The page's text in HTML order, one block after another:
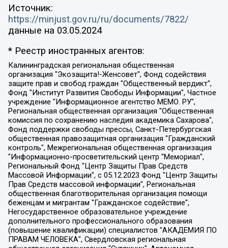
Источник:
https://minjust.gov.ru/ru/documents/7822/
данные на 03.05.2024
* Реестр иностранных агентов:
Калининградская региональная общественная организация "Экозащита!-Женсовет", Фонд содействия защите прав и свобод граждан "Общественный вердикт", Фонд "Институт Развития Свободы Информации", Частное учреждение "Информационное агентство МЕМО. РУ", Региональная общественная организация "Общественная комиссия по сохранению наследия академика Сахарова", Фонд поддержки свободы прессы, Санкт-Петербургская общественная правозащитная организация "Гражданский контроль", Межрегиональная общественная организация "Информационно-просветительский центр "Мемориал", Региональный Фонд "Центр Защиты Прав Средств Массовой Информации", с 05.12.2023 Фонд "Центр Защиты Прав Средств массовой информации", Региональная общественная благотворительная организация помощи беженцам и мигрантам "Гражданское содействие", Негосударственное образовательное учреждение дополнительного профессионального образования (повышение квалификации) специалистов "АКАДЕМИЯ ПО ПРАВАМ ЧЕЛОВЕКА", Свердловская региональная общественная организация "Сутяжник", Автономная некоммерческая организация "Центр независимых социологических исследований", Союз общественных объединений "Российский исследовательский центр по правам человека", Региональное общественное учреждение научно-информационный центр "МЕМОРИАЛ", Некоммерческая организация "Фонд защиты гласности", Автономная некоммерческая организация "Институт прав человека", Городская общественная организация "Екатеринбургское общество "МЕМОРИАЛ", Городская общественная организация "Рязанское историко-просветительское и правозащитное общество "Мемориал" (Рязанский Мемориал), Челябинский региональный орган общественной самодеятельности – женское общественное объединение "Женщины Евразии", Челябинский региональный орган общественной самодеятельности "Уральская правозащитная группа", Фонд содействия защите здоровья и социальной справедливости имени Андрея Рылькова, Автономная Некоммерческая Организация "Аналитический Центр Юрия Левады", Автономная некоммерческая организация социальной поддержки населения "Проект Апрель", Региональная общественная организация помощи женщинам и детям, находящимся в кризисной ситуации "Информационно-методический центр "Анна", Фонд содействия развитию массовых коммуникаций и правовому просвещению "Так-так-Так", Фонд содействия устойчивому развитию "Серебряная тайга", Свердловский региональный общественный фонд социальных проектов "Новое время", "Idel.Реалии", Кавказ.Реалии, Крым.Реалии, Телеканал Настоящее Время, Татаро-башкирская служба Радио Свобода (Azatliq Radiosi), Радио Свободная Европа/Радио Свобода (PCE/PC), "Сибирь.Реалии", "Фактограф", Благотворительный фонд помощи осужденным и их семьям, Автономная некоммерческая организация "Институт глобализации и социальных движений", Фонд "В защиту прав заключенных", Частное учреждение "Центр поддержки и содействия развитию средств массовой информации", Пензенский региональный общественный благотворительный фонд "Гражданский союз", "Север.Реалии", Некоммерческая организация Фонд "Правовая инициатива", Общество с ограниченной ответственностью "Радио Свободная Европа/Радио Свобода", Чешское информационное агентство "MEDIUM-ORIENT", Красноярская региональная общественная организация "Мы против СПИДа", Камалягин Денис Николаевич, Маркелов Сергей Евгеньевич, Пономарев Лев Александрович, Савицкая Людмила Алексеевна, Автономная некоммерческая организация "Центр по работе с проблемой насилия "НАСИЛИЮ.НЕТ", Межрегиональный профессиональный союз работников здравоохранения "Альянс врачей", Юридическое лицо, зарегистрированное в Латвийской Республике, SIA "Medusa Project" (регистрационный номер 40103797863, дата регистрации 10.06.2014), Некоммерческая организация "Фонд по борьбе с коррупцией", Автономная некоммерческая организация "Институт права и публичной политики", Баданин Роман Сергеевич, Гликин Максим Александрович, Железнова Мария Михайловна, Лукьянова Юлия Сергеевна, Маетная Елизавета Витальевна, Маняхин Петр Борисович, Чуракова Ольга Владимировна, Ярош Юлия Петровна, Юридическое лицо "The Insider SIA", зарегистрированное в Риге, Латвийская Республика (дата регистрации 26.06.2015), являющееся администратором доменного имени интернет-издания "The Insider SIA", https://theins.ru, Постернак Алексей Евгеньевич, Рубин Михаил Аркадьевич, Анин Роман Александрович, Юридическое лицо Istories fonds, зарегистрированное в Латвийской Республике (регистрационный номер 50008295751, дата регистрации 24.02.2020), Великовский Дмитрий Александрович, Долинина Ирина Николаевна, Мароховская Алеся Алексеевна, Шлейнов Роман Юрьевич, Шмагун Олеся Валентиновна, Общество с ограниченной ответственностью "Альтаир 2021", Общество с ограниченной ответственностью "Вега 2021", Общество с ограниченной ответственностью "Главный редактор 2021", Общество с ограниченной ответственностью "Ромашки монолит", Важенков Артем Валерьевич, Ивановская областная общественная организация "Центр гендерных исследований", Гурман Юрий Альбертович, Медиапроект "ОВД-Инфо", Егоров Владимир Владимирович, Жилинский Владимир Александрович, Общество с ограниченной ответственностью "ЗП", Иванова София Юрьевна, Карезина Инна Павловна, Кильтау Екатерина Викторовна, Петров Алексей Викторович, Пискунов Сергей Евгеньевич, Смирнов Сергей Сергеевич, Тихонов Михаил Сергеевич, Общество с ограниченной ответственностью "ЖУРНАЛИСТ-ИНОСТРАННЫЙ АГЕНТ", Арапова Галина Юрьевна, Вольтская Татьяна Анатольевна, Американская компания "Mason G.E.S. Anonymous Foundation" (США), являющаяся владельцем интернет-издания https://mnews.world/, Компания "Stichting Bellingcat", зарегистрированная в Нидерландах (дата регистрации 11.07.2018), Захаров Андрей Вячеславович, Клепиковская Екатерина Дмитриевна, Общество с ограниченной ответственностью "МЕМО", Перл Роман Александрович, Симонов Евгений Алексеевич, Соловьева Елена Анатольевна, Сотников Даниил Владимирович, Сурначева Елизавета Дмитриевна, Автономная некоммерческая организация по защите прав человека и информированию населения "Якутия – Наше Мнение", Общество с ограниченной ответственностью "Москоу диджитал медиа", с 26.01.2023 Общество с ограниченной ответственностью "Чайка Белые сады", Ветошкина Валерия Валерьевна, Заговора Максим Александрович, Межрегиональное общественное движение "Российская ЛГБТ - сеть", Оленичев Максим Владимирович, Павлов Иван Юрьевич, Скворцова Елена Сергеевна, Общество с ограниченной ответственностью "Как бы инагент", Кочетков Игорь Викторович, Общество с ограниченной ответственностью "Честные выборы", Еланчик Олег Александрович, Общество с ограниченной ответственностью "Нобелевский призыв", Гималова Регина Эмилевна, Григорьев Андрей Валерьевич, Григорьева Алина Александровна, Ассоциация по содействию защите прав призывников, альтернативнослужащих и военнослужащих "Правозащитная группа "Гражданин.Армия.Право", Хисамова Регина Фаритовна, Автономная некоммерческая организация по реализации социально-правовых программ "Лилит", Дальневосточное общественное движение "Маяк", Санкт-Петербургская ЛГБТ-инициативная группа "Выход", Инициативная группа ЛГБТ+ "Реверс", Алексеев Андрей Викторович, Бекбулатова Таисия Львовна, Беляев Иван Михайлович, Владыкина Елена Сергеевна, Гельман Марат Александрович, Никульшина Вероника Юрьевна, Толоконникова Надежда Андреевна, Шендерович Виктор Анатольевич, Общество с ограниченной ответственностью "Данное сообщение", Общество с ограниченной ответственностью Издательский дом "Новая глава", Айнбиндер Александра Александровна, Московский комьюнити-центр для ЛГБТ+инициатив, Благотворительный фонд развития филантропии, Deutsche Welle (Германия, Kurt-Schumacher-Strasse 3, 53113 Bonn), Борзунова Мария Михайловна, Воробьев Виктор Викторович, Голубева Анна Львовна, Константинова Алла Михайловна, Малкова Ирина Владимировна, Мурадов Мурад Абдулгалимович, Осетинская Елизавета Николаевна, Понасенков Евгений Николаевич, Ганапольский Матвей Юрьевич, Киселев Евгений Алексеевич, Борухович Ирина Григорьевна, Дремин Иван Тимофеевич, Дубровский Дмитрий Викторович, Красноярская региональная общественная организация поддержки и развития альтернативных образовательных технологий и межкультурных коммуникаций "ИНТЕРРА", Маяковская Екатерина Алексеевна, Фейгин Марк Захарович, Филимонов Андрей Викторович, Дзугкоева Регина Николаевна, Доброхотов Роман Александрович, Дудь Юрий Александрович, Елкин Сергей Владимирович, Кругликов Кирилл Игоревич, Сабунаева Мария Леонидовна, Семенов Алексей Владимирович, Шаинян Карен Багратович, Шульман Екатерина Михайловна, Асафьев Артур Валерьевич, Вахштайн Виктор Семенович, Венедиктов Алексей Алексеевич, Лушникова Екатерина Евгеньевна, Волков Леонид Михайлович, Невзоров Александр Глебович, Пархоменко Сергей Борисович, Сироткин Ярослав Николаевич, Кара-Мурза Владимир Владимирович, Баранова Наталья Владимировна, Гозман Леонид Яковлевич, Кагарлицкий Борис Юльевич, Климарев Михаил Валерьевич, Милов Владимир Станиславович, Автономная некоммерческая организация Краснодарский центр современного искусства "Типография", Моргенштерн Алишер Тагирович, Соболь Любовь Эдуардовна, Общество с ограниченной ответственностью "ЛИЗА НОРМ", Каспаров Гарри Кимович, Ходорковский Михаил Борисович, Общество с ограниченной ответственностью "Апрельские тезисы", Данилович Ирина Брониславовна, Кашин Олег Владимирович, Петров Николай Владимирович, Пивоваров Алексей Владимирович, Соколов Михаил Владимирович, Цветкова Юлия Владимировна, Чичваркин Евгений Александрович, Комитет против пыток/Команда против пыток, Общество с ограниченной ответственностью "Первый научный", Общество с ограниченной ответственностью "Вертолет и ко", Белоцерковская Вероника Борисовна, Кац Максим Евгеньевич, Лазарева Татьяна Юрьевна, Шаведдинов Руслан Табризович, Яшин Илья Валерьевич, Общество с ограниченной ответственностью "Иноагент ААВ", Алешковский Дмитрий Петрович, Альбац Евгения Марковна, Быков Дмитрий Львович, Галямина Юлия Евгеньевна, Лойко Сергей Леонидович, Мартынов Кирилл Константинович, Медведев Сергей Александрович, Крашенинников Федор Геннадиевич, Гордеева Катерина Вл